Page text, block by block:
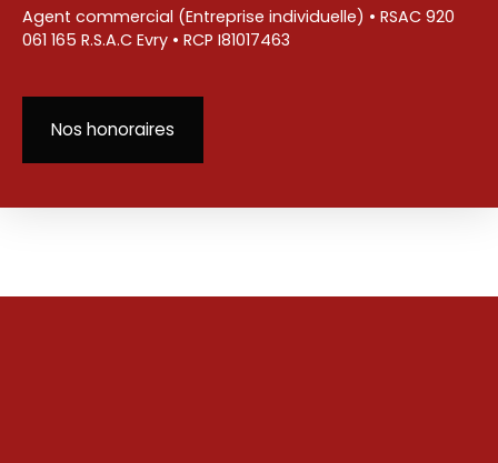
Agent commercial (Entreprise individuelle) • RSAC 920
061 165 R.S.A.C Evry • RCP I81017463
Nos honoraires